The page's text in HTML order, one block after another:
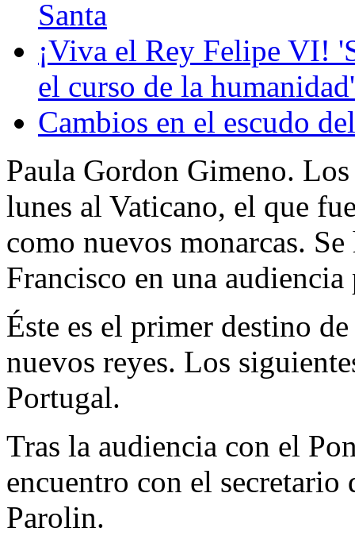
Santa
¡Viva el Rey Felipe VI!
el curso de la humanidad'
Cambios en el escudo
Paula Gordon Gimeno.
lunes al Vaticano, el que
como nuevos monarcas.
Francisco en una
Éste es el primer destino
nuevos reyes. Los
Portugal.
Tras la audiencia con el
encuentro con el
Parolin.